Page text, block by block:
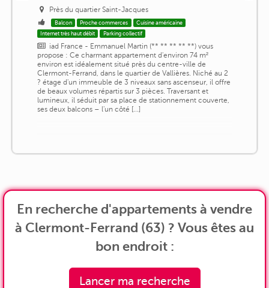
Près du quartier Saint-Jacques
Balcon Proche commerces
Cuisine américaine
Internet très haut débit
Parking collectif
iad France - Emmanuel Martin (** ** ** ** **) vous
propose : Ce charmant appartement d'environ 74 m²
environ est idéalement situé près du centre-ville de
Clermont-Ferrand, dans le quartier de Vallières. Niché au 2
? étage d'un immeuble de 3 niveaux sans ascenseur, il offre
de beaux volumes répartis sur 3 pièces. Traversant et
lumineux, il séduit par sa place de stationnement couverte,
ses deux balcons – l'un côté [...]
En recherche d'appartements à vendre
à Clermont-Ferrand (63) ? Vous êtes au
bon endroit :
Lancer ma recherche